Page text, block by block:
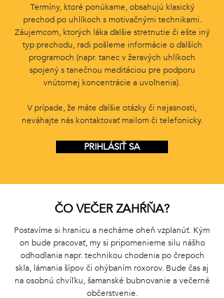
Termíny, ktoré ponúkame, obsahujú klasický
prechod po uhlíkoch s motivačnými technikami.
Záujemcom, ktorých láka ďalšie stretnutie či ešte iný
typ prechodu, radi pošleme informácie o ďalších
programoch (napr. tanec v žeravých uhlíkoch
spojený s tanečnou meditáciou pre podporu
vnútornej koncentrácie a uvoľnenia).
V prípade, že máte ďalšie otázky či nejasnosti,
neváhajte nás kontaktovať mailom či telefonicky.
PRIHLÁSIŤ SA
ČO VEČER ZAHŔŇA?
Postavíme si hranicu a necháme oheň vzplanúť. Kým
on bude pracovať, my si pripomenieme silu nášho
odhodlania napr. technikou chodenia po črepoch
skla, lámania šípov či ohýbaním roxorov. Bude čas aj
na osobnú chvíľku, šamanské bubnovanie a večerné
občerstvenie.